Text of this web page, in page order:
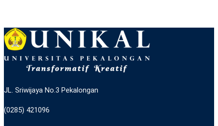
JL. Sriwijaya No.3 Pekalongan
(0285) 421096